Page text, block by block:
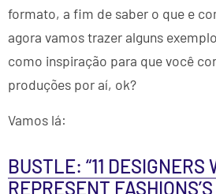
formato, a fim de saber o que e
agora vamos trazer alguns
como inspiração para que você
produções por aí, ok?
Vamos lá:
BUSTLE: “11 DESIGNERS
REPRESENT